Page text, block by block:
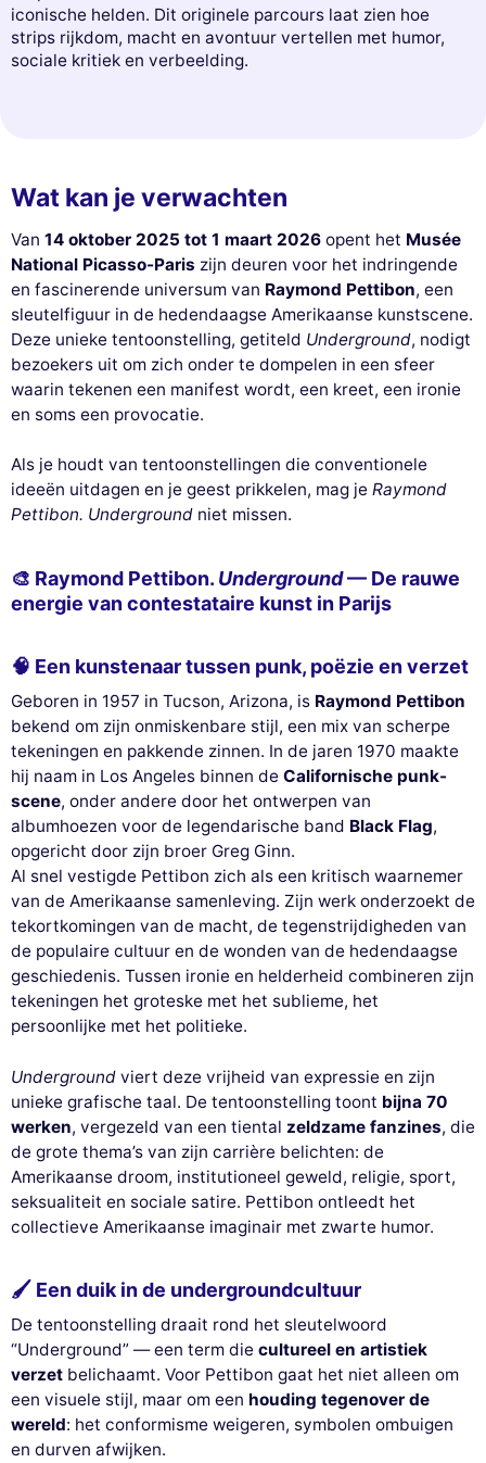
iconische helden. Dit originele parcours laat zien hoe
strips rijkdom, macht en avontuur vertellen met humor,
sociale kritiek en verbeelding.
Wat kan je verwachten
Van 14 oktober 2025 tot 1 maart 2026 opent het Musée
National Picasso-Paris zijn deuren voor het indringende
en fascinerende universum van Raymond Pettibon, een
sleutelfiguur in de hedendaagse Amerikaanse kunstscene.
Deze unieke tentoonstelling, getiteld Underground, nodigt
bezoekers uit om zich onder te dompelen in een sfeer
waarin tekenen een manifest wordt, een kreet, een ironie
en soms een provocatie.
Als je houdt van tentoonstellingen die conventionele
ideeën uitdagen en je geest prikkelen, mag je Raymond
Pettibon. Underground niet missen.
🎨 Raymond Pettibon. Underground— De rauwe
energie van contestataire kunst in Parijs
🧠 Een kunstenaar tussen punk, poëzie en verzet
Geboren in 1957 in Tucson, Arizona, is Raymond Pettibon
bekend om zijn onmiskenbare stijl, een mix van scherpe
tekeningen en pakkende zinnen. In de jaren 1970 maakte
hij naam in Los Angeles binnen de Californische punk-
scene, onder andere door het ontwerpen van
albumhoezen voor de legendarische band Black Flag,
opgericht door zijn broer Greg Ginn.
Al snel vestigde Pettibon zich als een kritisch waarnemer
van de Amerikaanse samenleving. Zijn werk onderzoekt de
tekortkomingen van de macht, de tegenstrijdigheden van
de populaire cultuur en de wonden van de hedendaagse
geschiedenis. Tussen ironie en helderheid combineren zijn
tekeningen het groteske met het sublieme, het
persoonlijke met het politieke.
Underground viert deze vrijheid van expressie en zijn
unieke grafische taal. De tentoonstelling toont bijna 70
werken, vergezeld van een tiental zeldzame fanzines, die
de grote thema’s van zijn carrière belichten: de
Amerikaanse droom, institutioneel geweld, religie, sport,
seksualiteit en sociale satire. Pettibon ontleedt het
collectieve Amerikaanse imaginair met zwarte humor.
🖌 Een duik in de undergroundcultuur
De tentoonstelling draait rond het sleutelwoord
“Underground” — een term die cultureel en artistiek
verzet belichaamt. Voor Pettibon gaat het niet alleen om
een visuele stijl, maar om een houding tegenover de
wereld: het conformisme weigeren, symbolen ombuigen
en durven afwijken.